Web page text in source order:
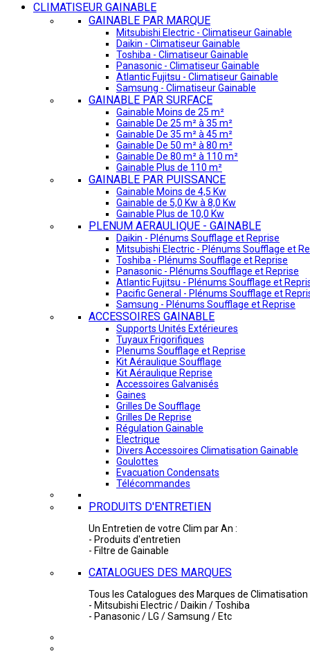
CLIMATISEUR GAINABLE
GAINABLE PAR MARQUE
Mitsubishi Electric - Climatiseur Gainable
Daikin - Climatiseur Gainable
Toshiba - Climatiseur Gainable
Panasonic - Climatiseur Gainable
Atlantic Fujitsu - Climatiseur Gainable
Samsung - Climatiseur Gainable
GAINABLE PAR SURFACE
Gainable Moins de 25 m²
Gainable De 25 m² à 35 m²
Gainable De 35 m² à 45 m²
Gainable De 50 m² à 80 m²
Gainable De 80 m² à 110 m²
Gainable Plus de 110 m²
GAINABLE PAR PUISSANCE
Gainable Moins de 4,5 Kw
Gainable de 5,0 Kw à 8,0 Kw
Gainable Plus de 10,0 Kw
PLENUM AERAULIQUE - GAINABLE
Daikin - Plénums Soufflage et Reprise
Mitsubishi Electric - Plénums Soufflage et
Toshiba - Plénums Soufflage et Reprise
Panasonic - Plénums Soufflage et Reprise
Atlantic Fujitsu - Plénums Soufflage et
Pacific General - Plénums Soufflage et
Samsung - Plénums Soufflage et Reprise
ACCESSOIRES GAINABLE
Supports Unités Extérieures
Tuyaux Frigorifiques
Plenums Soufflage et Reprise
Kit Aéraulique Soufflage
Kit Aéraulique Reprise
Accessoires Galvanisés
Gaines
Grilles De Soufflage
Grilles De Reprise
Régulation Gainable
Electrique
Divers Accessoires Climatisation Gainable
Goulottes
Evacuation Condensats
Télécommandes
PRODUITS D'ENTRETIEN
Un Entretien de votre Clim par An :
- Produits d'entretien
- Filtre de Gainable
CATALOGUES DES MARQUES
Tous les Catalogues des Marques de Climatisation
- Mitsubishi Electric / Daikin / Toshiba
- Panasonic / LG / Samsung / Etc